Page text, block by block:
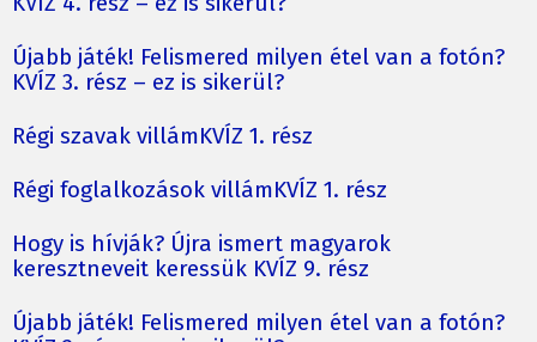
Újabb játék! Felismered milyen étel van a fotón?
KVÍZ 3. rész – ez is sikerül?
Régi szavak villámKVÍZ 1. rész
Régi foglalkozások villámKVÍZ 1. rész
Hogy is hívják? Újra ismert magyarok
keresztneveit keressük KVÍZ 9. rész
Újabb játék! Felismered milyen étel van a fotón?